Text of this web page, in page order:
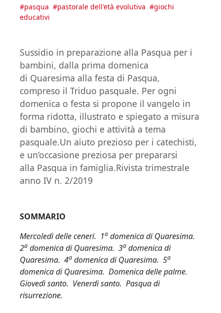
#pasqua #pastorale dell'età evolutiva #giochi
educativi
Sussidio in preparazione alla Pasqua per i
bambini, dalla prima domenica
di Quaresima alla festa di Pasqua,
compreso il Triduo pasquale. Per ogni
domenica o festa si propone il vangelo in
forma ridotta, illustrato e spiegato a misura
di bambino, giochi e attività a tema
pasquale.Un aiuto prezioso per i catechisti,
e un’occasione preziosa per prepararsi
alla Pasqua in famiglia.Rivista trimestrale
anno IV n. 2/2019
SOMMARIO
Mercoledì delle ceneri. 1a domenica di Quaresima.
2a domenica di Quaresima. 3a domenica di
Quaresima. 4a domenica di Quaresima. 5a
domenica di Quaresima. Domenica delle palme.
Giovedì santo. Venerdì santo. Pasqua di
risurrezione.